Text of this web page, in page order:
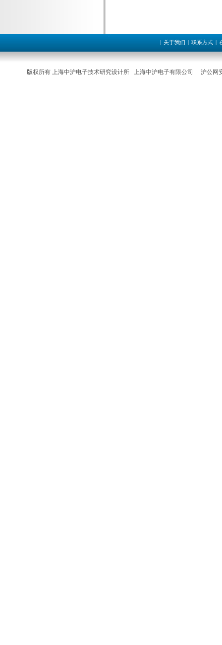
| 关于我们 | 联系方式 |
版权所有 上海中沪电子技术研究设计所 上海中沪电子有限公司 沪公网